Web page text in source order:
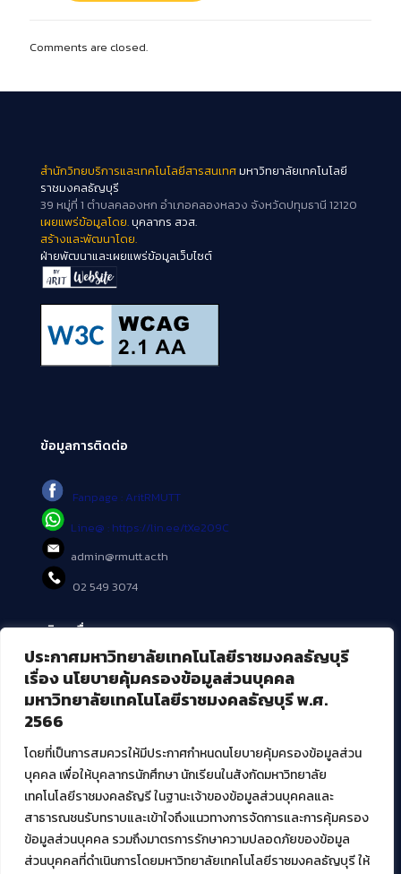
ประกาศมหาวิทยาลัยเทคโนโลยีราชมงคลธัญบุรี
เรื่อง นโยบายคุ้มครองข้อมูลส่วนบุคคล
มหาวิทยาลัยเทคโนโลยีราชมงคลธัญบุรี พ.ศ.
2566
โดยที่เป็นการสมควรให้มีประกาศกำหนดนโยบายคุ้มครองข้อมูลส่วน
บุคคล เพื่อให้บุคลากรนักศึกษา นักเรียนในสังกัดมหาวิทยาลัย
เทคโนโลยีราชมงคลธัญรี ในฐานะเจ้าของข้อมูลส่วนบุคคลและ
สาธารณชนรับทราบและเข้าใจถึงแนวทางการจัดการและการคุ้มครอง
ข้อมูลส่วนบุคคล รวมถึงมาตรการรักษาความปลอดภัยของข้อมูล
ส่วนบุคคลที่ดำเนินการโดยมหาวิทยาลัยเทคโนโลยีราชมงคลธัญบุรี ให้
Comments are closed.
สำนักวิทยบริการและเทคโนโลยีสารสนเทศมหาวิทยาลัยเทคโนโลยี
ราชมงคลธัญบุรี
39 หมู่ที่ 1 ตำบลคลองหก อำเภอคลองหลวง จังหวัดปทุมธานี 12120
เผยแพร่ข้อมูลโดย.บุคลากร สวส.
สร้างและพัฒนาโดย.
ฝ่ายพัฒนาและเผยแพร่ข้อมูลเว็บไซต์
ข้อมูลการติดต่อ
Fanpage : AritRMUTT
Line@ : https://lin.ee/tXe209C
admin@rmutt.ac.th
02 549 3074
บริการอื่นๆ ของ สวส.
ศูนย์สื่อดิจิทัล
ศูนย์นวัตกรรมและความรู้
ศูนย์พัฒนาและบริการนวัตกรรมดิจิทัล
สมัยใหม่ (MoSeC)
งานบริการวิชาการให้กับหน่วยงานภายนอก
โครงการส่งเสริมและพัฒนาผู้ประกอบการ SME โดย. มทร.ธัญบุรี
กิจกรรมการเชื่อมโยงเครือข่ายผู้ให้บริการเครื่องจักรกลทางการ
เกษตร ภายใต้โครงการส่งเสริมการรแปรรูปสินค้าเกษตรระดับชุมชน